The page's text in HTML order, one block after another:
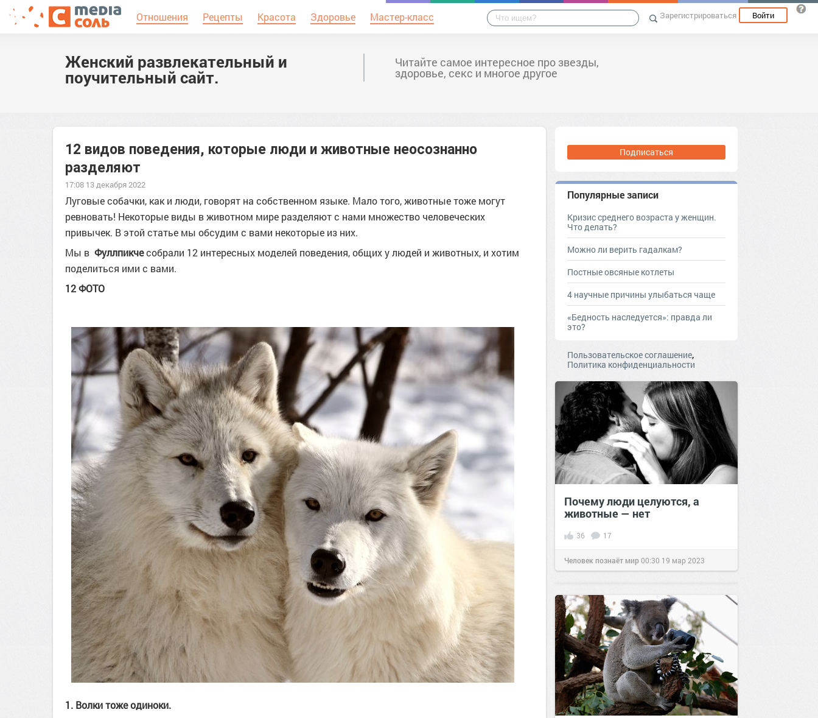
Отношения Рецепты Красота Здоровье Мастер-класс Зарегистрироваться Войти
Женский развлекательный и
поучительный сайт.
Читайте самое интересное про звезды,
здоровье, секс и многое другое
12 видов поведения, которые люди и животные неосознанно
разделяют
17:08 13 декабря 2022
Луговые собачки, как и люди, говорят на собственном языке. Мало того, животные тоже могут
ревновать! Некоторые виды в животном мире разделяют с нами множество человеческих
привычек. В этой статье мы обсудим с вами некоторые из них.
Мы в Фуллпикчесобрали 12 интересных моделей поведения, общих у людей и животных, и хотим
поделиться ими с вами.
12 ФОТО
1. Волки тоже одиноки.
Подписаться
Популярные записи
Кризис среднего возраста у женщин.
Что делать?
Можно ли верить гадалкам?
Постные овсяные котлеты
4 научные причины улыбаться чаще
«Бедность наследуется»: правда ли
это?
Пользовательское соглашение,
Политика конфиденциальности
Почему люди целуются, а
животные — нет
36 17
Человек познаёт мир00:30 19 мар 2023